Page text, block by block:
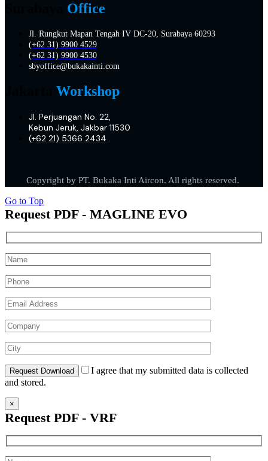
Office
Jl. Rungkut Mapan Tengah IV DC-20, Surabaya 60293
(+62 31) 9900 4529
(+62 31) 9900 4530
sbyoffice@bukakainti.com
Workshop
Jl. Perjuangan No. 22,
Kebun Jeruk, Jakbar 11530
(+62 21) 5366 2434
Copyright by PT. Bukaka Inti Aircon. All rights reserved.
Go to Top
Request PDF - MAGLINE EVO
I agree that my submitted data is collected
and stored.
×
Request PDF - VRF